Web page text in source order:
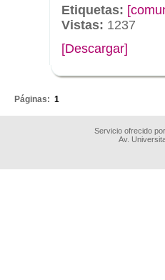
Etiquetas:
Vistas: 1237
[Descargar]
Páginas: 1
Servicio ofrecido
Av.